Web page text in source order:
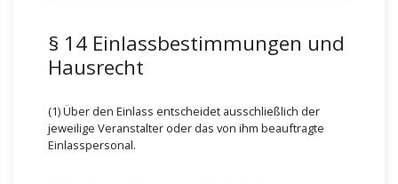
§ 14 Einlassbestimmungen und
Hausrecht
(1) Über den Einlass entscheidet ausschließlich der
jeweilige Veranstalter oder das von ihm beauftragte
Einlasspersonal.